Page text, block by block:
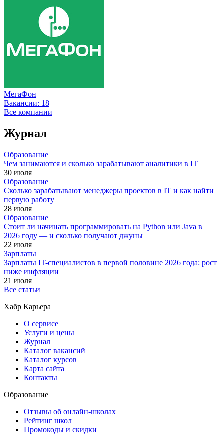
МегаФон
Вакансии: 18
Все компании
Журнал
Образование
Чем занимаются и сколько зарабатывают аналитики в IT
30 июля
Образование
Сколько зарабатывают менеджеры проектов в IT и как найти
первую работу
28 июля
Образование
Стоит ли начинать программировать на Python или Java в
2026 году — и сколько получают джуны
22 июля
Зарплаты
Зарплаты IT-специалистов в первой половине 2026 года: рост
ниже инфляции
21 июля
Все статьи
Хабр Карьера
О сервисе
Услуги и цены
Журнал
Каталог вакансий
Каталог курсов
Карта сайта
Контакты
Образование
Отзывы об онлайн-школах
Рейтинг школ
Промокоды и скидки